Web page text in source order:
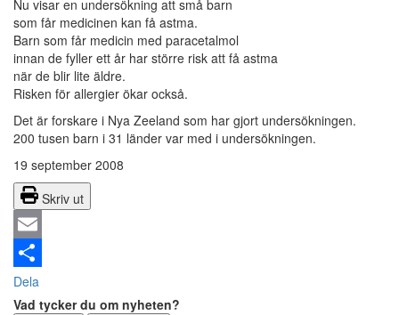
Nu visar en undersökning att små barn
som får medicinen kan få astma.
Barn som får medicin med paracetalmol
innan de fyller ett år har större risk att få astma
när de blir lite äldre.
Risken för allergier ökar också.
Det är forskare i Nya Zeeland som har gjort undersökningen.
200 tusen barn i 31 länder var med i undersökningen.
19 september 2008
Skriv ut
Email
Dela
Vad tycker du om nyheten?